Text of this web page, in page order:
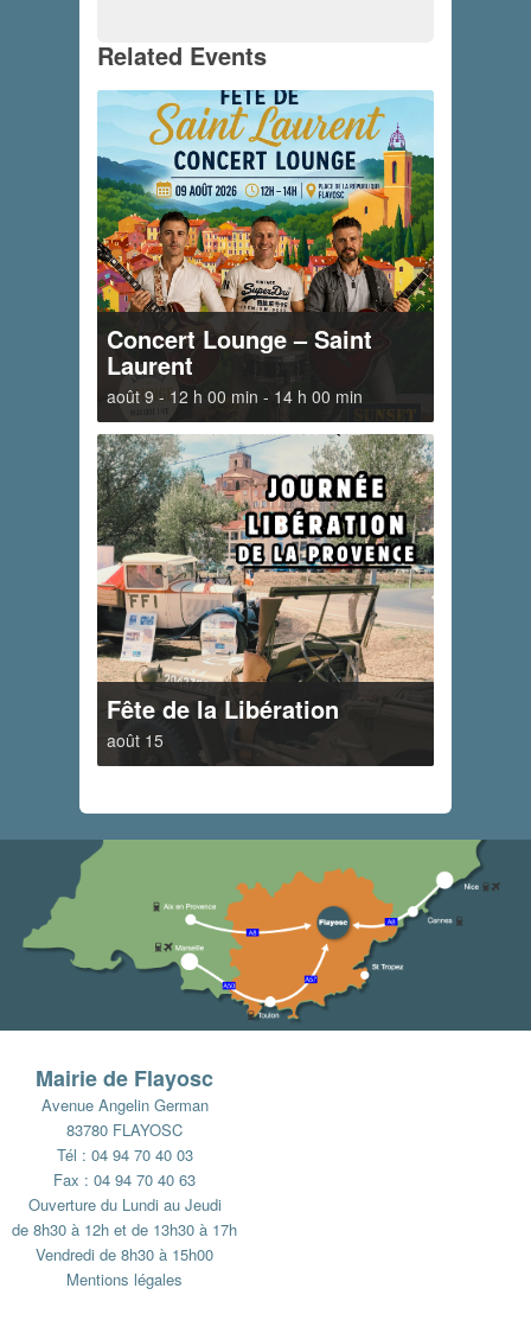
Related Events
Concert Lounge – Saint
Laurent
août 9 - 12 h 00 min - 14 h 00 min
Fête de la Libération
août 15
Mairie de Flayosc
Avenue Angelin German
83780 FLAYOSC
Tél : 04 94 70 40 03
Fax : 04 94 70 40 63
Ouverture du Lundi au Jeudi
de 8h30 à 12h et de 13h30 à 17h
Vendredi de 8h30 à 15h00
Mentions légales